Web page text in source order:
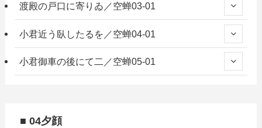
渡殿の戸口に寄りゐ／空蝉03-01
小君近う臥したるを／空蝉04-01
小君御車の後にて二／空蝉05-01
■ 04夕顔